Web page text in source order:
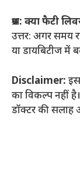
प्रश्न: क्या फैटी
उत्तर: अगर समय
या डायबिटीज में
Disclaimer:
का विकल्प नहीं
डॉक्टर की सलाह